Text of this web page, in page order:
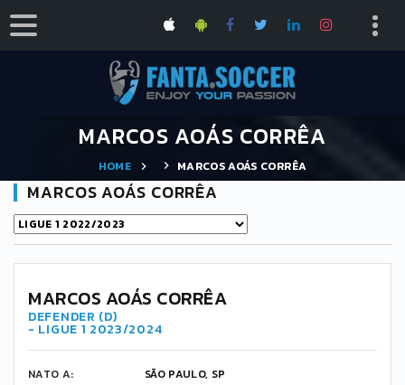
MARCOS AOÁS CORRÊA
HOME MARCOS AOÁS CORRÊA
MARCOS AOÁS CORRÊA
5
MARCOS AOÁS CORRÊA
DEFENDER (D)
- LIGUE 1 2023/2024
NATO A:
SÃO PAULO, SP